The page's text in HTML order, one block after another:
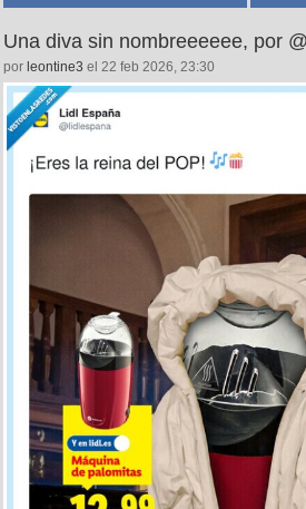
Una diva sin nombreeeeee, por
por leontine3 el 22 feb 2026, 23:30